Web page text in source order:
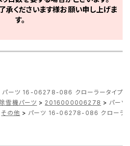
承くださいます様お願い申し上げま
す。
パーツ 16-06278-086 クローラータイプ専
除雪機パーツ > 2016000006278 > パー
その他 > パーツ 16-06278-086 クローラー